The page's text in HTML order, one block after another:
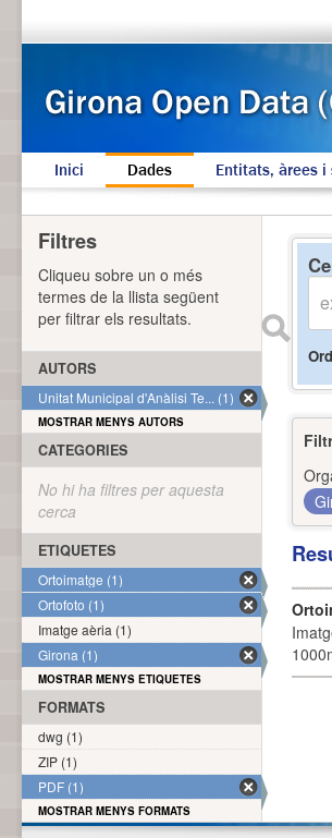
Inici Dades Entitats, àrees i
Filtres
Cliqueu sobre un o més
termes de la llista següent
per filtrar els resultats.
AUTORS
Unitat Municipal d'Anàlisi Te... (1)
MOSTRAR MENYS AUTORS
CATEGORIES
No hi ha filtres per aquesta
cerca
ETIQUETES
Ortoimatge (1)
Ortofoto (1)
Imatge aèria (1)
Girona (1)
MOSTRAR MENYS ETIQUETES
FORMATS
dwg (1)
ZIP (1)
PDF (1)
MOSTRAR MENYS FORMATS